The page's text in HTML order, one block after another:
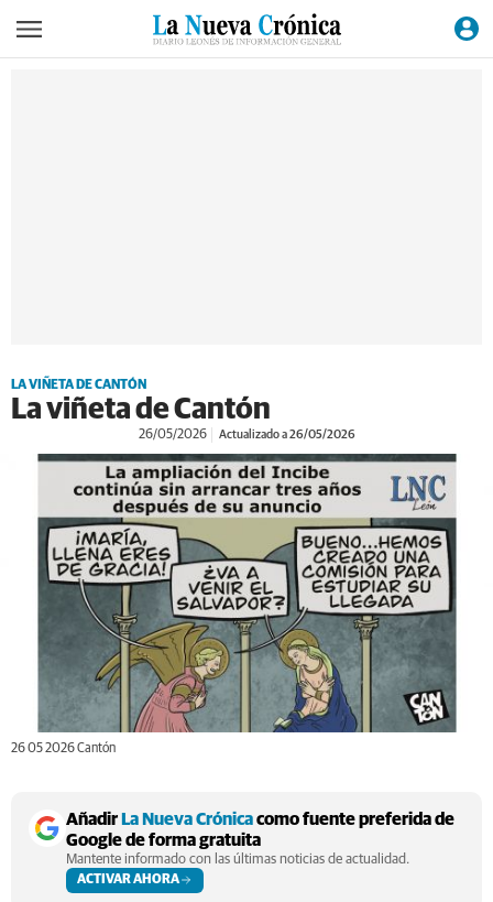
LA VIÑETA DE CANTÓN
La viñeta de Cantón
26/05/2026 Actualizado a 26/05/2026
26 05 2026 Cantón
AñadirLa Nueva Crónicacomo fuente preferida de
Google de forma gratuita
Mantente informado con las últimas noticias de actualidad.
ACTIVAR AHORA